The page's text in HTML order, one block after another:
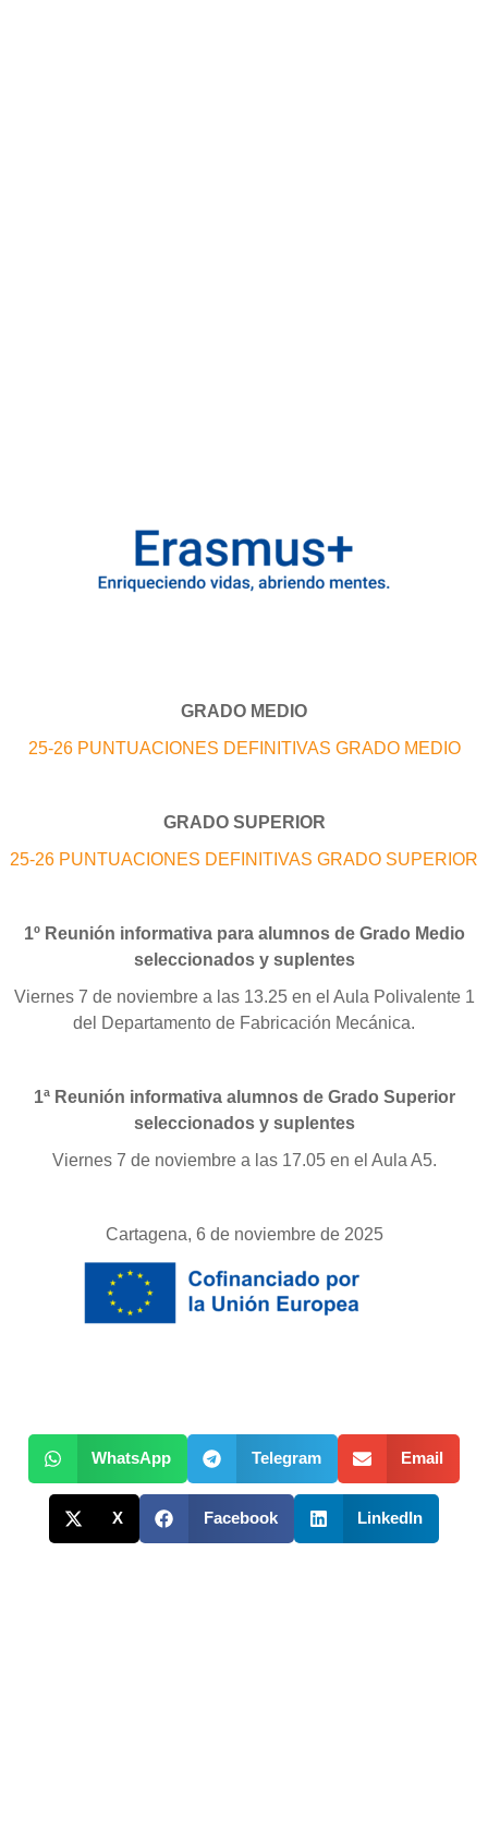
GRADO MEDIO
25-26 PUNTUACIONES DEFINITIVAS GRADO MEDIO
GRADO SUPERIOR
25-26 PUNTUACIONES DEFINITIVAS GRADO SUPERIOR
1º Reunión informativa para alumnos de Grado Medio
seleccionados y suplentes
Viernes 7 de noviembre a las 13.25 en el Aula Polivalente 1
del Departamento de Fabricación Mecánica.
1ª Reunión informativa alumnos de Grado Superior
seleccionados y suplentes
Viernes 7 de noviembre a las 17.05 en el Aula A5.
Cartagena, 6 de noviembre de 2025
WhatsApp Telegram Email
X Facebook LinkedIn